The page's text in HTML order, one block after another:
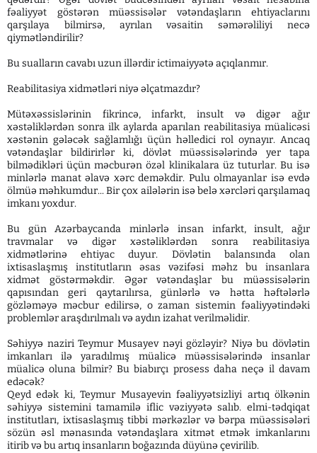
fəaliyyət göstərən müəssisələr vətəndaşların ehtiyaclarını
qarşılaya bilmirsə, ayrılan vəsaitin səmərəliliyi necə
qiymətləndirilir?
Bu sualların cavabı uzun illərdir ictimaiyyətə açıqlanmır.
Reabilitasiya xidmətləri niyə əlçatmazdır?
Mütəxəssislərinin fikrincə, infarkt, insult və digər ağır
xəstəliklərdən sonra ilk aylarda aparılan reabilitasiya müalicəsi
xəstənin gələcək sağlamlığı üçün həlledici rol oynayır. Ancaq
vətəndaşlar bildirirlər ki, dövlət müəssisələrində yer tapa
bilmədikləri üçün məcburən özəl klinikalara üz tuturlar. Bu isə
minlərlə manat əlavə xərc deməkdir. Pulu olmayanlar isə evdə
ölmüə məhkumdur... Bir çox ailələrin isə belə xərcləri qarşılamaq
imkanı yoxdur.
Bu gün Azərbaycanda minlərlə insan infarkt, insult, ağır
travmalar və digər xəstəliklərdən sonra reabilitasiya
xidmətlərinə ehtiyac duyur. Dövlətin balansında olan
ixtisaslaşmış institutların əsas vəzifəsi məhz bu insanlara
xidmət göstərməkdir. Əgər vətəndaşlar bu müəssisələrin
qapısından geri qaytarılırsa, günlərlə və hətta həftələrlə
gözləməyə məcbur edilirsə, o zaman sistemin fəaliyyətindəki
problemlər araşdırılmalı və aydın izahat verilməlidir.
Səhiyyə naziri Teymur Musayev nəyi gözləyir? Niyə bu dövlətin
imkanları ilə yaradılmış müalicə müəssisələrində insanlar
müalicə oluna bilmir? Bu biabırçı prosess daha neçə il davam
edəcək?
Qeyd edək ki, Teymur Musayevin fəaliyyətsizliyi artıq ölkənin
səhiyyə sistemini tamamilə iflic vəziyyətə salıb. elmi-tədqiqat
institutları, ixtisaslaşmış tibbi mərkəzlər və bərpa müəssisələri
sözün əsl mənasında vətəndaşlara xitmət etmək imkanlarını
itirib və bu artıq insanların boğazında düyünə çevirilib.